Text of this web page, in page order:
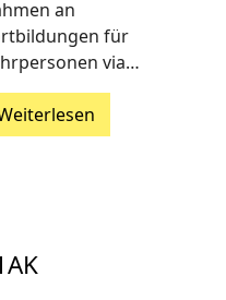
an
für
via…